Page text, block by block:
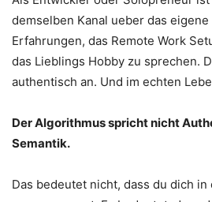
demselben Kanal ueber das
Erfahrungen, das Remote Work
das Lieblings Hobby zu sprechen.
authentisch an. Und im echten
Der Algorithmus spricht nicht
Semantik.
Das bedeutet nicht, dass du dich in